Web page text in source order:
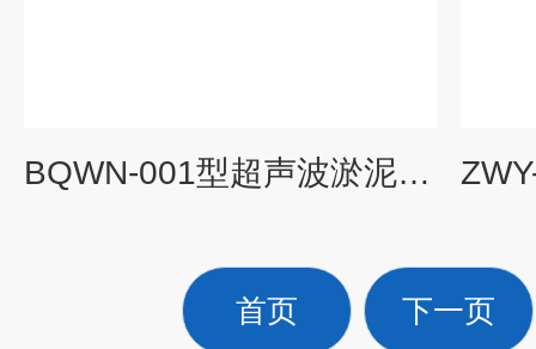
BQWN-001型超声波淤泥界面检测仪 污泥界面仪
首页 下一页